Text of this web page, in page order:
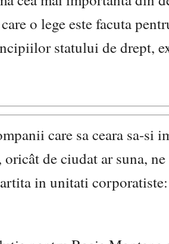
o lege este facuta
statului de drept,
care sa ceara sa-si
de ciudat ar suna,
in unitati